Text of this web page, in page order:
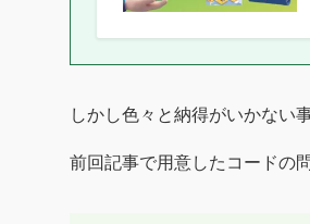
しかし色々と納得がいかない
前回記事で用意したコードの